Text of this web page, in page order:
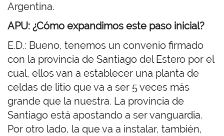
Argentina.
APU: ¿Cómo expandimos este paso inicial?
E.D.: Bueno, tenemos un convenio firmado
con la provincia de Santiago del Estero por el
cual, ellos van a establecer una planta de
celdas de litio que va a ser 5 veces más
grande que la nuestra. La provincia de
Santiago está apostando a ser vanguardia.
Por otro lado, la que va a instalar, también,